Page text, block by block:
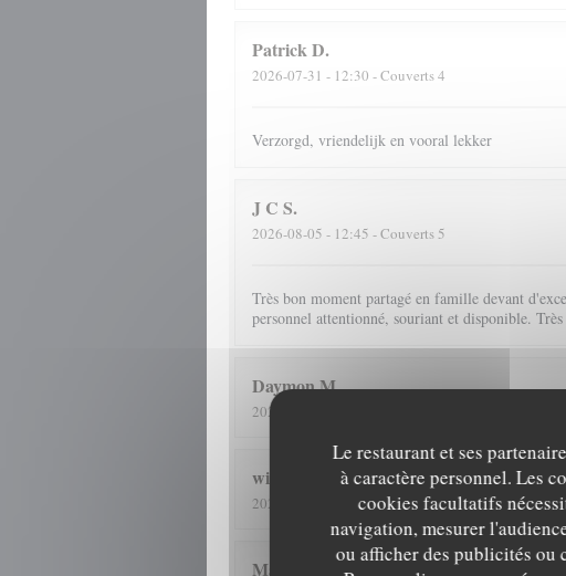
Le restaurant et ses
à caractère personnel. Les
cookies facultatifs
navigation, mesurer
ou afficher des publicités ou
PatrickD
2026-07-31 - 12:30 - Couverts 4
Verzorgd, vriendelijk en vooral lekker
J C S
2026-08-05 - 12:45 - Couverts 5
Très bon moment partagé en famille devant
personnel attentionné, souriant et disponible.
DaymonM
2026-08-05
wilfried
2026-08-03 - 19:00 - Couverts 2
Marc